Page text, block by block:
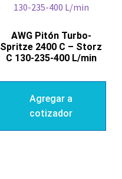
AWG Pitón Turbo-
Spritze 2400 C – Storz
C 130-235-400 L/min
Agregar a
cotizador